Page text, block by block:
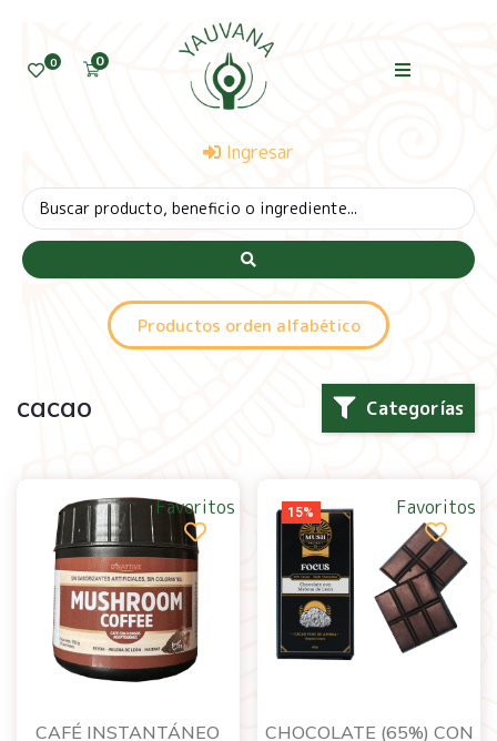
0 0
Ingresar
Productos orden alfabético
Categorías
cacao
CAFÉ INSTANTÁNEO
Favoritos 15%
CHOCOLATE (65%) CON
Favoritos